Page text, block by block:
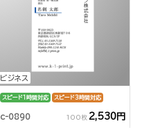
ビジネス
スピード1時間対応 スピード3時間対応
c-0890 100枚 2,530円